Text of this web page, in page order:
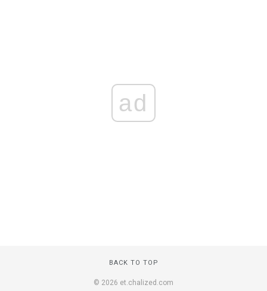
ad
BACK TO TOP
© 2026 et.chalized.com